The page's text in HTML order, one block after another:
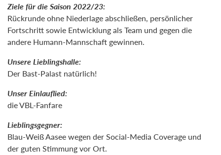
Ziele für die Saison 2022/23:
Rückrunde ohne Niederlage abschließen, persönlicher
Fortschritt sowie Entwicklung als Team und gegen die
andere Humann-Mannschaft gewinnen.
Unsere Lieblingshalle:
Der Bast-Palast natürlich!
Unser Einlauflied:
die VBL-Fanfare
Lieblingsgegner:
Blau-Weiß Aasee wegen der Social-Media Coverage und
der guten Stimmung vor Ort.